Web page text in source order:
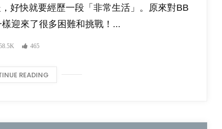
好快就要經歷一段「非常生活」。原來對BB
迎來了很多困難和挑戰！...
465
READING